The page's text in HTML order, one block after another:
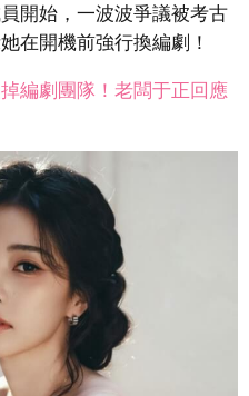
開始，一波波爭議被考古
在開機前強行換編劇！
編劇團隊！老闆于正回應